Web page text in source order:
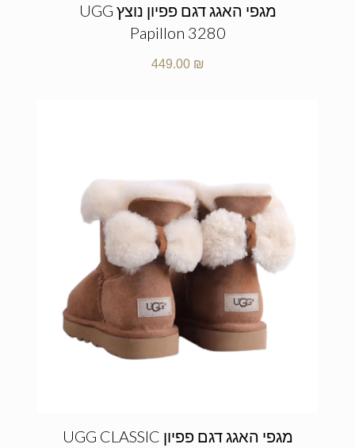
מגפי האגג דגם פפיון נוצץ UGG
Papillon 3280
449.00 ₪
מגפי האגג דגם פפיון UGG CLASSIC